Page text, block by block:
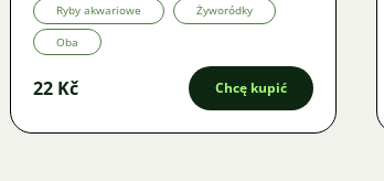
Ryby akwariowe Żyworódky
Oba
22 Kč Chcę kupić